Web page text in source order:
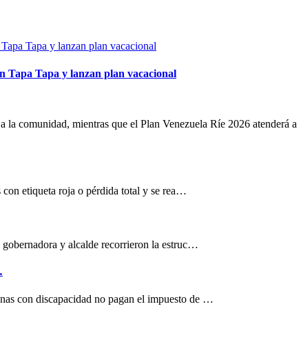
Tapa Tapa y lanzan plan vacacional
comunidad, mientras que el Plan Venezuela Ríe 2026 atenderá a
con etiqueta roja o pérdida total y se rea…
y alcalde recorrieron la estruc…
con discapacidad no pagan el impuesto de …